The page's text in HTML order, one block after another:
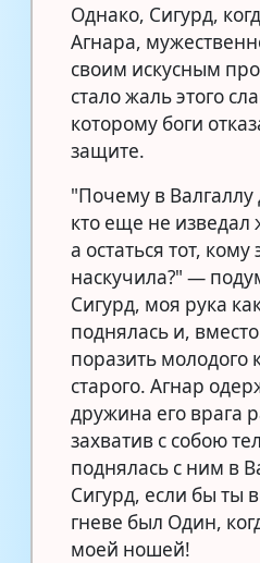
Однако, Сигурд,
Агнара,
своим искусным
стало жаль этого
которому боги
защите.
"Почему в Валгаллу
кто еще не изведал
а остаться тот,
наскучила?" —
Сигурд, моя рука
поднялась и,
поразить молодого
старого. Агнар
дружина его врага
захватив с собою
поднялась с ним в
Сигурд, если бы ты
гневе был Один,
моей ношей!